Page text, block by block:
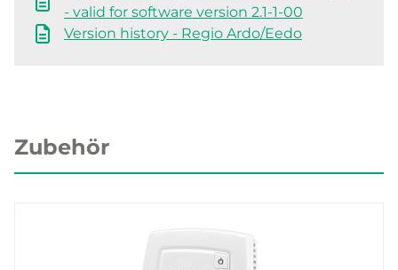
- valid for software version 2.1-1-00
Version history - Regio Ardo/Eedo
Zubehör